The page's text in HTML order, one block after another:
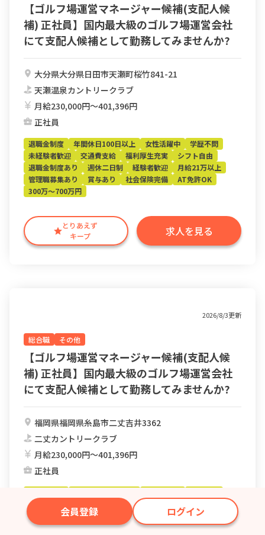
【ゴルフ場運営マネージャー候補(支配人候
補) 正社員】国内最大級のゴルフ場運営会社
にて支配人候補として勤務してみませんか?
大分県大分県日田市天瀬町桜竹841-21
天瀬温泉カントリークラブ
月給230,000円〜401,396円
正社員
とりあえず
キープ
求人を見る
退職金制度 年間休日100日以上 女性活躍中
学歴不問
未経験者歓迎
交通費支給 福利厚生充実
シフト自由
退職金制度あり
週休二日制 経験者歓迎
月給21万以上
管理職募集あり
賞与あり 社会保険完備
AT免許OK
300万～700万円
2026/8/3更新
総合職 その他
【ゴルフ場運営マネージャー候補(支配人候
補) 正社員】国内最大級のゴルフ場運営会社
にて支配人候補として勤務してみませんか?
福岡県福岡県糸島市二丈吉井3362
二丈カントリークラブ
月給230,000円〜401,396円
正社員
未経験者歓迎
福利厚生充実
退職金制度あり
週休二日制 経験者歓迎
月給21万以上
管理職募集あり
賞与あり 社会保険完備
AT免許OK
会員登録 ログイン